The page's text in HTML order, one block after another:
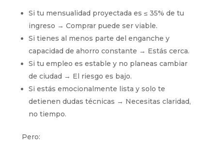
Si tu mensualidad proyectada es ≤ 35% de tu
ingreso → Comprar puede ser viable.
Si tienes al menos parte del enganche y
capacidad de ahorro constante → Estás cerca.
Si tu empleo es estable y no planeas cambiar
de ciudad → El riesgo es bajo.
Si estás emocionalmente lista y solo te
detienen dudas técnicas → Necesitas claridad,
no tiempo.
Pero: